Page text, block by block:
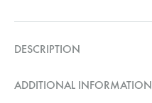
DESCRIPTION
ADDITIONAL INFORMATION